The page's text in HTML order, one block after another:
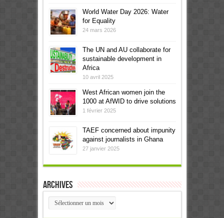
World Water Day 2026: Water
for Equality
24 mars 2026
The UN and AU collaborate for
sustainable development in
Africa
10 avril 2025
West African women join the
1000 at AfWID to drive solutions
1 février 2025
TAEF concerned about impunity
against journalists in Ghana
27 janvier 2025
Archives
Archives